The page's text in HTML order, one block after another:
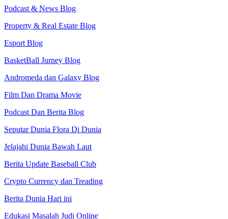
Podcast & News Blog
Property & Real Estate Blog
Esport Blog
BasketBall Jurney Blog
Andromeda dan Galaxy Blog
Film Dan Drama Movie
Podcast Dan Berita Blog
Seputar Dunia Flora Di Dunia
Jelajahi Dunia Bawah Laut
Berita Update Baseball Club
Crypto Currency dan Treading
Berita Dunia Hari ini
Edukasi Masalah Judi Online